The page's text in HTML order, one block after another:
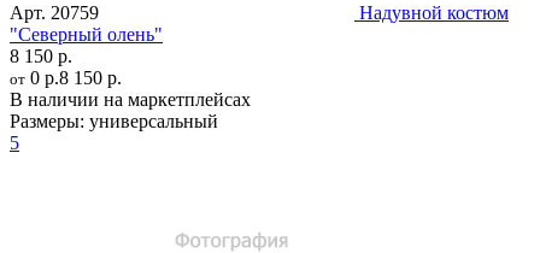
Арт. 20759
Надувной костюм
"Северный олень"
8 150 р.
от 0 р.8 150 р.
В наличии на маркетплейсах
Размеры: универсальный
5